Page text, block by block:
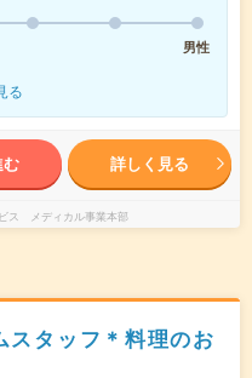
男性
る
む 詳しく見る
ス メディカル事業本部
スタッフ＊料理のお